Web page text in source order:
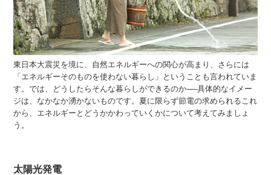
東日本大震災を境に、自然エネルギーへの関心が高まり、さらには
「エネルギーそのものを使わない暮らし」ということも言われていま
す。では、どうしたらそんな暮らしができるのか──具体的なイメー
ジは、なかなか湧かないものです。夏に限らず節電の求められるこれ
から、エネルギーとどうかかわっていくかについて考えてみましょ
う。
太陽光発電